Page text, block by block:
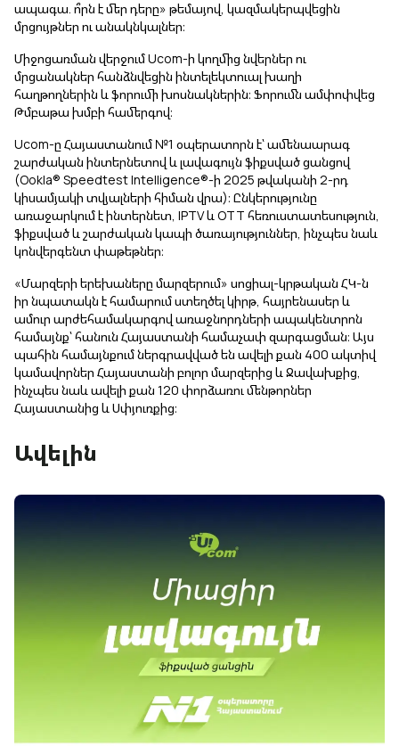
ապագա. ո՞րն է մեր դերը» թեմայով, կազմակերպվեցին
մրցույթներ ու անակնկալներ։
Միջոցառման վերջում Ucom-ի կողմից նվերներ ու
մրցանակներ հանձնվեցին ինտելեկտուալ խաղի
հաղթողներին և ֆորումի խոսնակներին։ Ֆորումն ամփոփվեց
Թմբաթա խմբի համերգով։
Ucom-ը Հայաստանում №1 օպերատորն է՝ ամենաարագ
շարժական ինտերնետով և լավագույն ֆիքսված ցանցով
(Ookla® Speedtest Intelligence®-ի 2025 թվականի 2-րդ
կիսամյակի տվյալների հիման վրա)։ Ընկերությունը
առաջարկում է ինտերնետ, IPTV և OTT հեռուստատեսություն,
ֆիքսված և շարժական կապի ծառայություններ, ինչպես նաև
կոնվերգենտ փաթեթներ։
«Մարզերի երեխաները մարզերում» սոցիալ-կրթական ՀԿ-ն
իր նպատակն է համարում ստեղծել կիրթ, հայրենասեր և
ամուր արժեհամակարգով առաջնորդների ապակենտրոն
համայնք՝ հանուն Հայաստանի համաչափ զարգացման։ Այս
պահին համայնքում ներգրավված են ավելի քան 400 ակտիվ
կամավորներ Հայաստանի բոլոր մարզերից և Ջավախքից,
ինչպես նաև ավելի քան 120 փորձառու մենթորներ
Հայաստանից և Սփյուռքից։
Ավելին